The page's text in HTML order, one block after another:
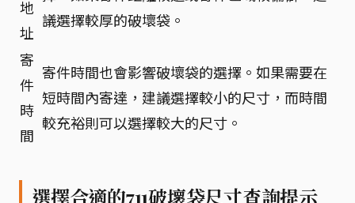
地
址
議選擇較厚的破壞袋。
寄
件
時
間
寄件時間也會影響破壞袋的選擇。如果需要在
短時間內寄達，建議選擇較小的尺寸，而時間
較充裕則可以選擇較大的尺寸。
選擇合適的711破壞袋尺寸查詢提示